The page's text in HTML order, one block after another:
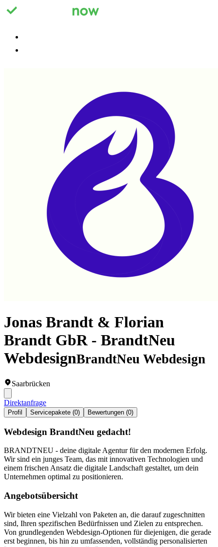
Jonas Brandt & Florian
Brandt GbR - BrandtNeu
WebdesignBrandtNeu Webdesign
Saarbrücken
Direktanfrage
Profil Servicepakete (0) Bewertungen (0)
Webdesign BrandtNeu gedacht!
BRANDTNEU - deine digitale Agentur für den modernen Erfolg.
Wir sind ein junges Team, das mit innovativen Technologien und
einem frischen Ansatz die digitale Landschaft gestaltet, um dein
Unternehmen optimal zu positionieren.
Angebotsübersicht
Wir bieten eine Vielzahl von Paketen an, die darauf zugeschnitten
sind, Ihren spezifischen Bedürfnissen und Zielen zu entsprechen.
Von grundlegenden Webdesign-Optionen für diejenigen, die gerade
erst beginnen, bis hin zu umfassenden, vollständig personalisierten